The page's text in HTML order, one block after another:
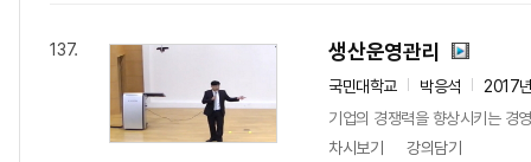
137. 생산운영관리
국민대학교 박응석
2017
기업의 경쟁력을 향상시키는 경
차시보기
강의담기